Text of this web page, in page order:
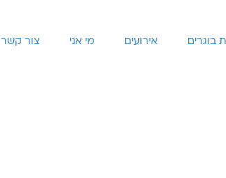
בוגרים אירועים מי אני צור קשר